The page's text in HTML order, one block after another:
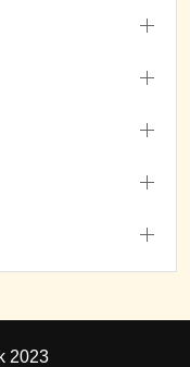
2023